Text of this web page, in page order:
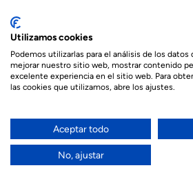
English
(الإنجليزية
الفرنسية) العربية
Utilizamos cookies
Podemos utilizarlas para el análisis de los
mejorar nuestro sitio web, mostrar contenido
excelente experiencia en el sitio web. Para
las cookies que utilizamos, abre los ajustes.
Aceptar todo
No, ajustar